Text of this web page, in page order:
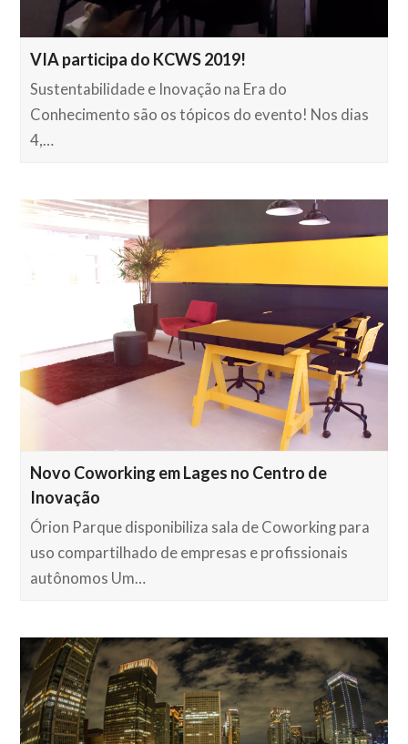
VIA participa do KCWS 2019!
Sustentabilidade e Inovação na Era do
Conhecimento são os tópicos do evento! Nos dias
4,…
Novo Coworking em Lages no Centro de
Inovação
Órion Parque disponibiliza sala de Coworking para
uso compartilhado de empresas e profissionais
autônomos Um…